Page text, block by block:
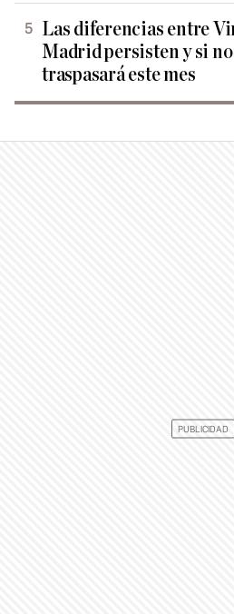
Las diferencias entre
Madrid persisten y si
traspasará este mes